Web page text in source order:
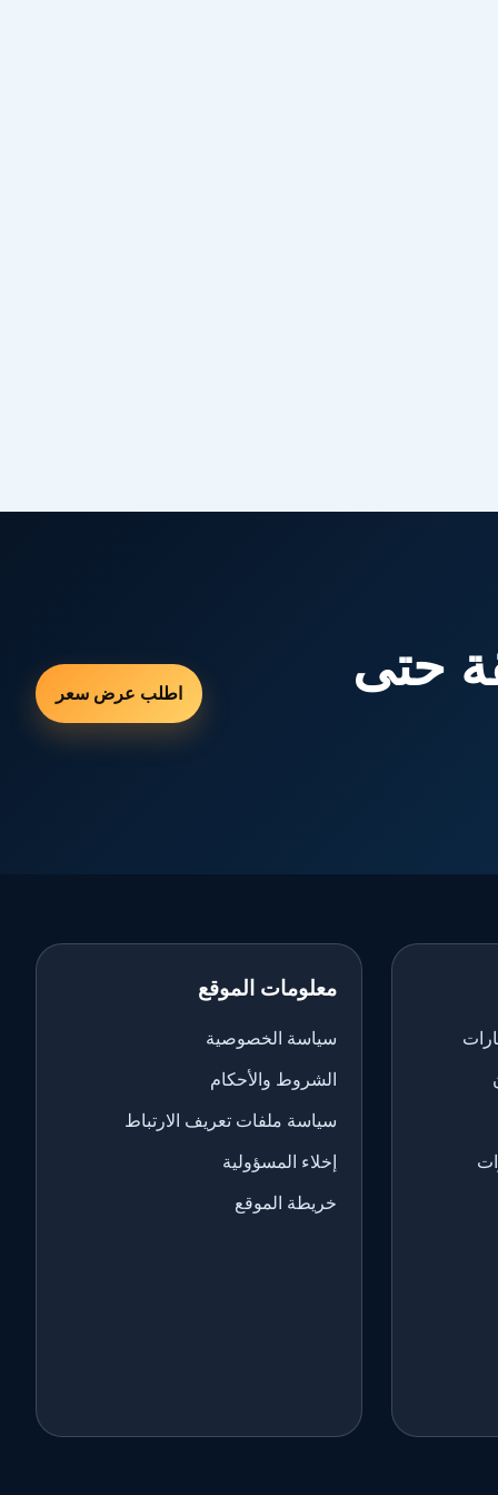
حتى اطلب عرض سعر
معلومات الموقع
سياسة الخصوصية
الشروط والأحكام
سياسة ملفات تعريف الارتباط
إخلاء المسؤولية
خريطة الموقع